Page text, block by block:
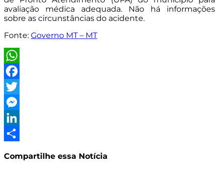
avaliação médica adequada. Não há informações
sobre as circunstâncias do acidente.
Fonte: Governo MT – MT
WhatsApp
Facebook
Twitter
Messenger
LinkedIn
Compartilhe essa Notícia